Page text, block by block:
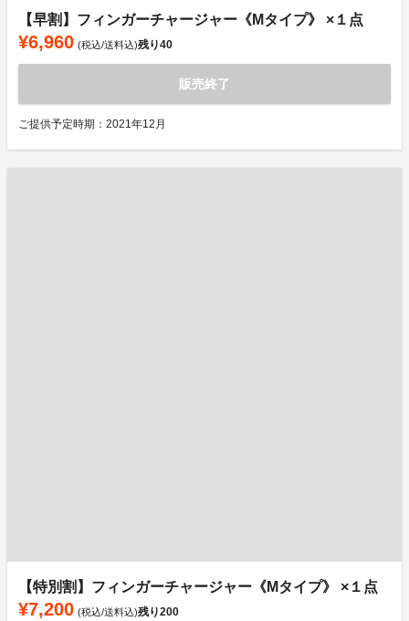
【早割】フィンガーチャージャー《Mタイプ》 ×１点
¥6,960 (税込/送料込)残り40
販売終了
ご提供予定時期：2021年12月
【特別割】フィンガーチャージャー《Mタイプ》 ×１点
¥7,200 (税込/送料込)残り200